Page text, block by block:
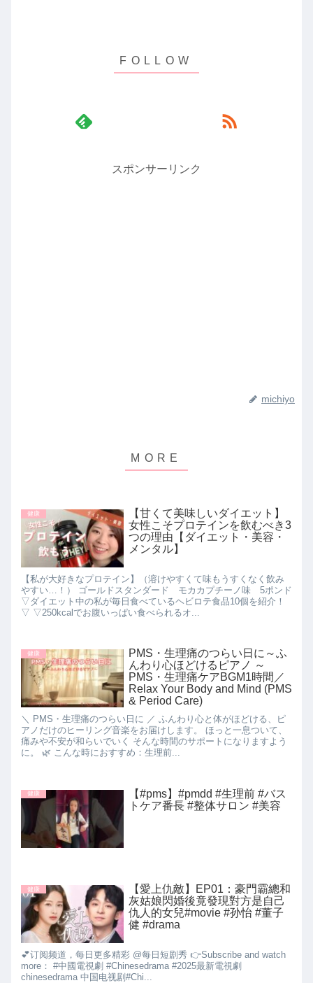
スポンサーリンク
michiyo
健康
【甘くて美味しいダイエット】
女性こそプロテインを飲むべき3
つの理由【ダイエット・美容・
メンタル】
【私が大好きなプロテイン】（溶けやすくて味もうすくなく飲み
やすい…！） ゴールドスタンダード モカカプチーノ味 5ポンド
▽ダイエット中の私が毎日食べているヘビロテ食品10個を紹介！
▽ ▽250kcalでお腹いっぱい食べられるオ...
健康
PMS・生理痛のつらい日に～ふ
んわり心ほどけるピアノ ～
PMS・生理痛ケアBGM1時間／
Relax Your Body and Mind (PMS
& Period Care)
＼ PMS・生理痛のつらい日に ／ ふんわり心と体がほどける、ピ
アノだけのヒーリング音楽をお届けします。 ほっと一息ついて、
痛みや不安が和らいでいく そんな時間のサポートになりますよう
に。 🌿 こんな時におすすめ：生理前...
健康
【#pms】#pmdd #生理前 #バス
トケア番長 #整体サロン #美容
健康
【愛上仇敵】EP01：豪門霸總和
灰姑娘閃婚後竟發現對方是自己
仇人的女兒#movie #孙怡 #董子
健 #drama
💕订阅频道，每日更多精彩 @每日短剧秀 👉Subscribe and watch
more： #中國電視劇 #Chinesedrama #2025最新電視劇
chinesedrama 中国电视剧#Chi...